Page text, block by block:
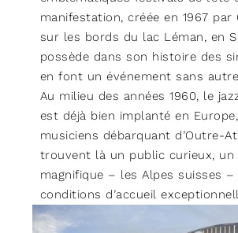
manifestation, créée en 1967 par
sur les bords du lac Léman, en
possède dans son histoire des
en font un événement sans
Au milieu des années 1960, le
est déjà bien implanté en
musiciens débarquant d’Outre-
trouvent là un public curieux, un
magnifique – les Alpes suisses –
conditions d’accueil